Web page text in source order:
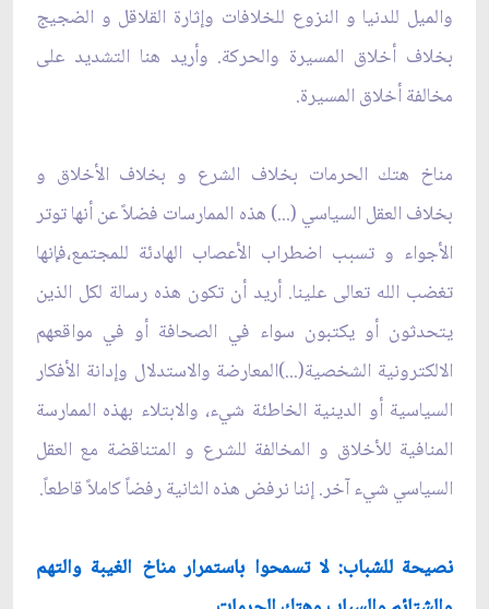
والميل للدنيا و النزوع للخلافات وإثارة القلاقل و الضجيج
بخلاف أخلاق المسيرة والحركة. وأريد هنا التشديد على
مخالفة‌ أخلاق المسيرة.
مناخ هتك الحرمات بخلاف الشرع و بخلاف الأخلاق و
بخلاف العقل السياسي (...) هذه الممارسات فضلاً عن أنها توتر
الأجواء و تسبب اضطراب الأعصاب الهادئة للمجتمع،فإنها
تغضب الله تعالى علينا. أريد أن تكون هذه رسالة لكل الذين
يتحدثون أو يكتبون سواء‌ في الصحافة أو في مواقعهم
الالكترونية‌ الشخصية(...)المعارضة‌ والاستدلال وإدانة‌ الأفكار
السياسية أو الدينية‌ الخاطئة شيء، والابتلاء‌ بهذه الممارسة‌
المنافية للأخلاق و المخالفة للشرع و المتناقضة‌ مع العقل
السياسي شيء آخر. إننا نرفض هذه الثانية رفضاً كاملاً قاطعاً.
نصيحة للشباب: لا تسمحوا باستمرار مناخ الغيبة والتهم